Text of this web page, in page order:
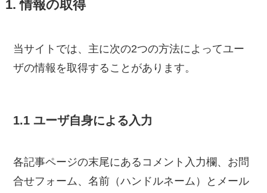
1. 情報の取得
当サイトでは、主に次の2つの方法によってユー
ザの情報を取得することがあります。
1.1 ユーザ自身による入力
各記事ページの末尾にあるコメント入力欄、お問
合せフォーム、名前（ハンドルネーム）とメール